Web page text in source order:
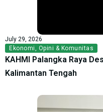
July 29, 2026
Ekonomi, Opini & Komunitas
KAHMI Palangka Raya
Kalimantan Tengah